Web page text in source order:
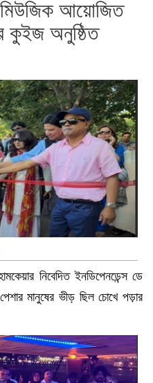
মিউজিক আয়োজিত
কুইজ অনুষ্ঠিত
নিবেদিত ইনডিপেনডেন্স ডে
মানুষের ভীড় ছিল চোখে পড়ার